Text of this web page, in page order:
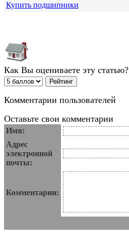
Купить подшипники
Как Вы оцениваете эту статью?
Комментарии пользователей
Оставьте свои комментарии
Имя:
Адрес
электронной
почты:
Комментарии: